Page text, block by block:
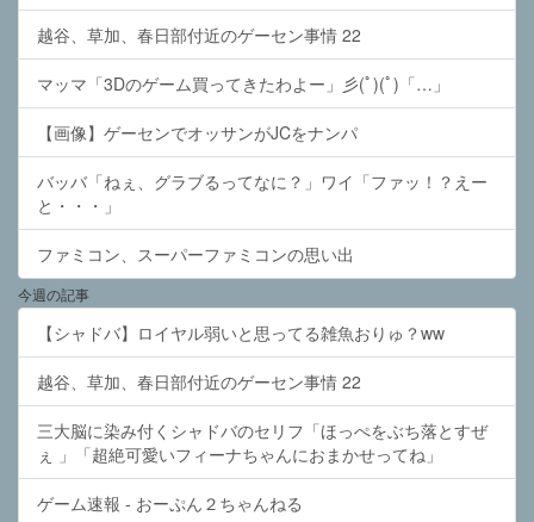
越谷、草加、春日部付近のゲーセン事情 22
マッマ「3Dのゲーム買ってきたわよー」彡(ﾟ)(ﾟ)「…」
【画像】ゲーセンでオッサンがJCをナンパ
バッバ「ねぇ、グラブるってなに？」ワイ「ファッ！？えー
と・・・」
ファミコン、スーパーファミコンの思い出
今週の記事
【シャドバ】ロイヤル弱いと思ってる雑魚おりゅ？ww
越谷、草加、春日部付近のゲーセン事情 22
三大脳に染み付くシャドバのセリフ「ほっぺをぶち落とすぜ
ぇ 」「超絶可愛いフィーナちゃんにおまかせってね」
ゲーム速報 - おーぷん２ちゃんねる